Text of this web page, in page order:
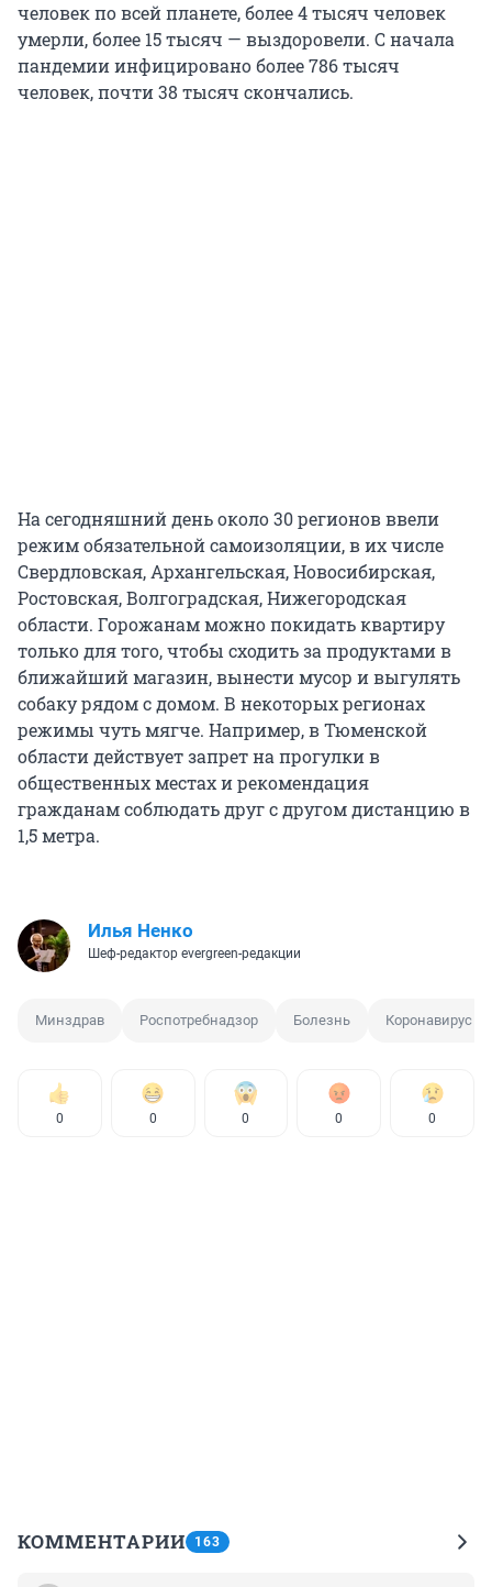
человек по всей планете, более 4 тысяч человек
умерли, более 15 тысяч — выздоровели. С начала
пандемии инфицировано более 786 тысяч
человек, почти 38 тысяч скончались.
На сегодняшний день около 30 регионов ввели
режим обязательной самоизоляции, в их числе
Свердловская, Архангельская, Новосибирская,
Ростовская, Волгоградская, Нижегородская
области. Горожанам можно покидать квартиру
только для того, чтобы сходить за продуктами в
ближайший магазин, вынести мусор и выгулять
собаку рядом с домом. В некоторых регионах
режимы чуть мягче. Например, в Тюменской
области действует запрет на прогулки в
общественных местах и рекомендация
гражданам соблюдать друг с другом дистанцию в
1,5 метра.
Илья Ненко
Шеф-редактор evergreen-редакции
Минздрав Роспотребнадзор Болезнь Коронавирус
0 0 0 0 0
КОММЕНТАРИИ 163